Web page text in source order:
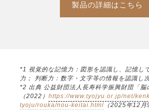
製品の詳細はこちら
*1 視覚的な記憶力：図形を認識し、記憶し
力； 判断力：数字・文字等の情報を認識し
*2 出典 公益財団法人長寿科学振興財団「脳
（2022） https://www.tyojyu.or.jp/net/
tyoju/rouka/nou-keitai.html （2025年12月